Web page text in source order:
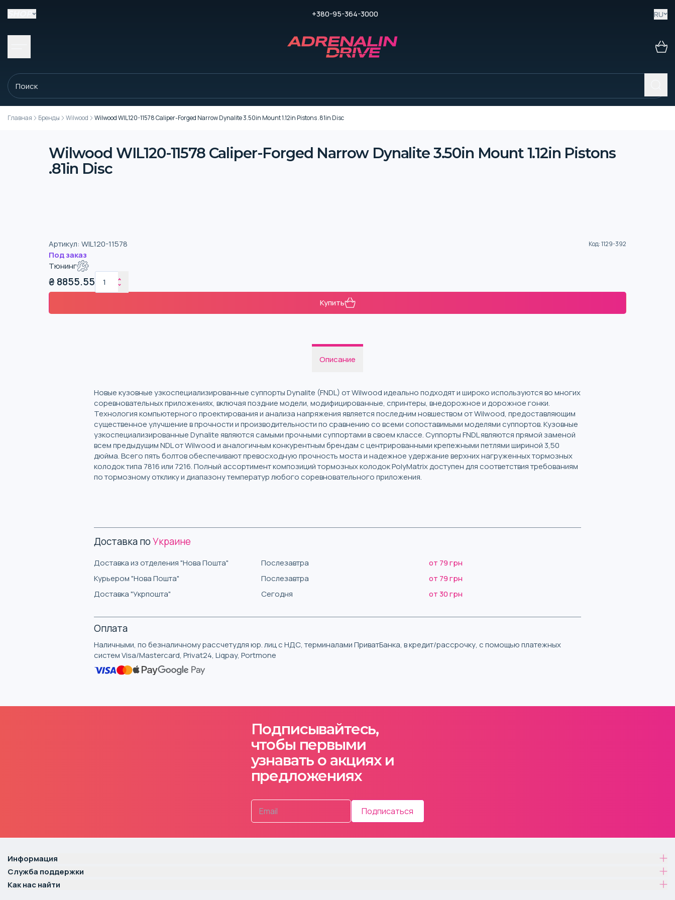
+380-95-364-3000 RU
Главная Бренды Wilwood Wilwood WIL120-11578 Caliper-Forged Narrow Dynalite 3.50in Mount 1.12in Pistons .81in Disc
Wilwood WIL120-11578 Caliper-Forged Narrow Dynalite 3.50in Mount 1.12in Pistons
.81in Disc
Артикул: WIL120-11578 Код:1129-392
Под заказ
Тюнинг
₴ 8855.55
Купить
Описание
Новые кузовные узкоспециализированные суппорты Dynalite (FNDL) от Wilwood идеально подходят и широко используются во многих
соревновательных приложениях, включая поздние модели, модифицированные, спринтеры, внедорожное и дорожное гонки.
Технология компьютерного проектирования и анализа напряжения является последним новшеством от Wilwood, предоставляющим
существенное улучшение в прочности и производительности по сравнению со всеми сопоставимыми моделями суппортов. Кузовные
узкоспециализированные Dynalite являются самыми прочными суппортами в своем классе. Суппорты FNDL являются прямой заменой
всем предыдущим NDL от Wilwood и аналогичным конкурентным брендам с центрированными крепежными петлями шириной 3,50
дюйма. Всего пять болтов обеспечивают превосходную прочность моста и надежное удержание верхних нагруженных тормозных
колодок типа 7816 или 7216. Полный ассортимент композиций тормозных колодок PolyMatrix доступен для соответствия требованиям
по тормозному отклику и диапазону температур любого соревновательного приложения.
Доставка поУкраине
Доставка из отделения "Нова Пошта" Послезавтра
от 79 грн
Курьером "Нова Пошта"
Послезавтра
от 79 грн
Доставка "Укрпошта"
Сегодня от 30 грн
Оплата
Наличными, по безналичному рассчетудля юр. лиц с НДС, терминалами ПриватБанка, в кредит/рассрочку, с помощью платежных
систем Visa/Mastercard, Privat24, Liqpay, Portmone
Подписывайтесь,
чтобы первыми
узнавать о акциях и
предложениях
Подписаться
Информация
Служба поддержки
Как нас найти